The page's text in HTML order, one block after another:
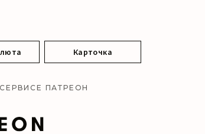
Карточка
ПАТРЕОН